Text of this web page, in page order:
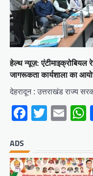
हेल्थ न्यूज़: एंटीमाइक्रोबियल
जागरूकता कार्यशाला का
देहरादून : उत्तराखंड राज्य
Facebook
Twitter
ADS